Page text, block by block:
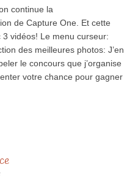
continue la
de Capture One. Et cette
vidéos! Le menu curseur:
des meilleures photos: J’en
le concours que j’organise
votre chance pour gagner